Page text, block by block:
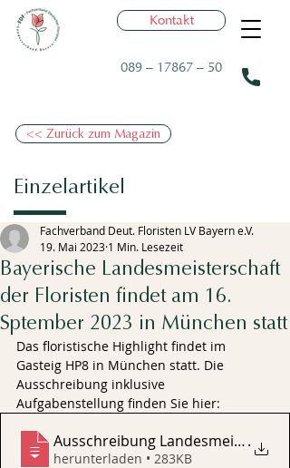
089 – 17867 – 50
Kontakt
<< Zurück zum Magazin
Einzelartikel
Bayerische Landesmeisterschaft
der Floristen findet am 16.
Sptember 2023 in München statt
Fachverband Deut. Floristen LV Bayern e.V.
19. Mai 2023 1 Min. Lesezeit
Das floristische Highlight findet im
Gasteig HP8 in München statt. Die
Ausschreibung inklusive
Aufgabenstellung finden Sie hier:
Ausschreibung .
herunterladen • 283KB